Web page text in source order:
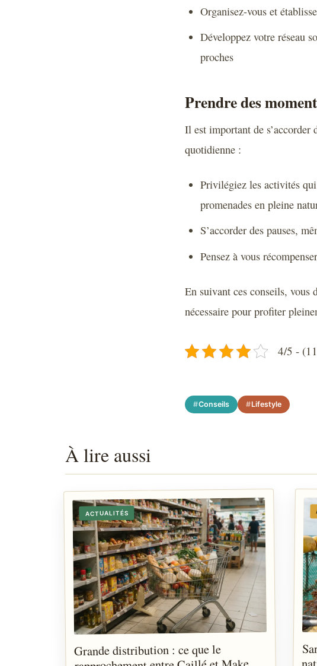
Organisez-vous et
Développez votre réseau
proches
Prendre des
Il est important de
quotidienne :
Privilégiez les activités
promenades en pleine
S’accorder des pauses,
Pensez à vous
En suivant ces conseils, vous
nécessaire pour profiter
4/5 -
Conseils Lifestyle
À lire aussi
ACTUALITÉS
Grande distribution : ce que le